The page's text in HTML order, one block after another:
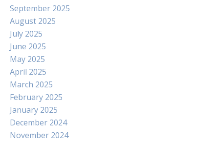
September 2025
August 2025
July 2025
June 2025
May 2025
April 2025
March 2025
February 2025
January 2025
December 2024
November 2024